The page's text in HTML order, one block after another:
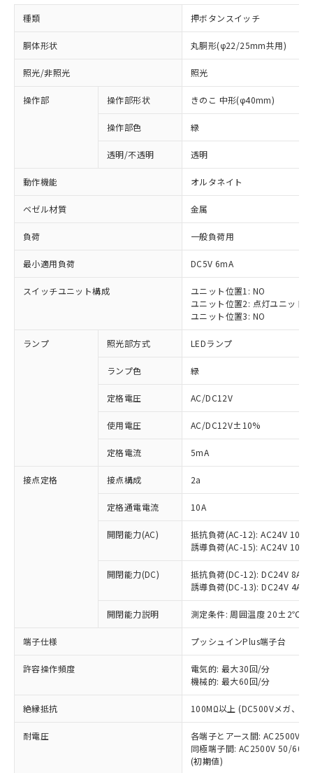
種類 押ボタンスイッチ
胴体形状 丸胴形(φ22/25mm共用)
照光/非照光 照光
操作部 操作部形状 きのこ 中形(φ40mm)
操作部色 緑
透明/不透明 透明
動作機能 オルタネイト
ベゼル材質 金属
負荷 一般負荷用
最小適用負荷 DC5V 6mA
スイッチユニット構成
ユニット位置1: NO
ユニット位置2: 点灯ユニット
ユニット位置3: NO
ランプ 照光部方式 LEDランプ
ランプ色 緑
定格電圧 AC/DC12V
使用電圧 AC/DC12V±10%
定格電流 5mA
接点定格 接点構成 2a
定格通電電流 10A
開閉能力(AC)
抵抗負荷(AC-12): AC24V 10A/
誘導負荷(AC-15): AC24V
開閉能力(DC)
抵抗負荷(DC-12): DC24V 8A/
誘導負荷(DC-13): DC24V 4A/
開閉能力説明 測定条件: 周囲温度 20±2℃、
端子仕様 プッシュインPlus端子台
許容操作頻度
電気的: 最大30回/分
機械的: 最大60回/分
絶縁抵抗 100MΩ以上 (DC500Vメガ、点
耐電圧
各端子とアース間: AC2500V
同極端子間: AC2500V 50/
(初期値)
ご利用条件
以下の条件をお読みいただき、同意のうえ
ご利用ください。
本サービスは、当社制御機器事業取扱
商品の当社在庫状況および標準価格
(税抜)を提供させていただくもので
当社制御機器事業取扱商品の中には、
本サービスの対象外となる商品もある
ことをご了承ください。
在庫状況および標準価格照会結果は、
記載している更新日時点での社内デー
タに基づき作成されるものであり、閲
覧された時点での実際の在庫および標
準価格とは異なる場合があることをご
※1 対応状況
対応済み：EU RoHS指令（10物質）の
非含有に対応した製品が提供可能な商品で
す。
対応予定：EU RoHS指令（10物質）の非含
有に対応した製品に切り替える予定のある
対応予定なし：EU RoHS指令（10物質）の
非含有に非対応の商品で、対応品を出す予
定はありません。
調査・確認中：EU RoHS指令（10物質）の
非含有の対応状況を調査中または確認中の
非該当品：ライセンス料など無形物で、有
害物質有無と関係のない商品です。
仕入先様の事情により、非含有部品として
いたものが、含有品と判明した場合などや
むを得ず変更することがあります。
六価クロム(Cr(Ⅵ)) 1000ppm以下、ポリ臭化ビフェニル
類(PBB) 1000ppm以下、ポリ臭化ジフェニルエーテル類
「○」：最大均質材料含有率が中国RoHSの
基準値以下であることを示します。
「×」：最大均質材料含有率が中国RoHSの
基準値を超えていることを示します。
「－」：未確認です。当社販売部門へお問
*中国RoHS10物質の基準値 (GB/T26572)：
Pb(鉛) :1000ppm、 Hg(水銀) : 1000ppm、 Cd(カドミウ
Cr(Ⅵ)(六価クロム) : 1000ppm、 PBBs(ポリ臭化ビフェ
当社は、これら貴社製品のうち、外国
為替および外国貿易法に定める商品
（以下｢規制貨物等」という）を輸出
または国外への提供する場合は、日本
国政府の輸出許可(または役務取引許
可)を取得するなどの必要な手続きを